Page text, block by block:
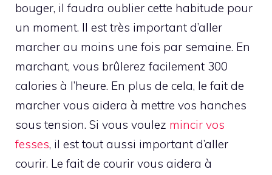
bouger, il faudra oublier cette habitude pour
un moment. Il est très important d’aller
marcher au moins une fois par semaine. En
marchant, vous brûlerez facilement 300
calories à l’heure. En plus de cela, le fait de
marcher vous aidera à mettre vos hanches
sous tension. Si vous voulez mincir vos
fesses, il est tout aussi important d’aller
courir. Le fait de courir vous aidera à